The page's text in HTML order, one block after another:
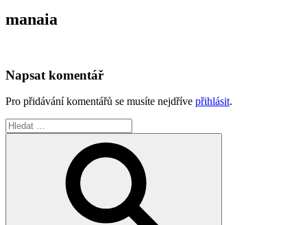
manaia
Napsat komentář
Pro přidávání komentářů se musíte nejdříve přihlásit.
Hledat: